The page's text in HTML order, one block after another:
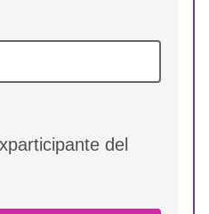
del